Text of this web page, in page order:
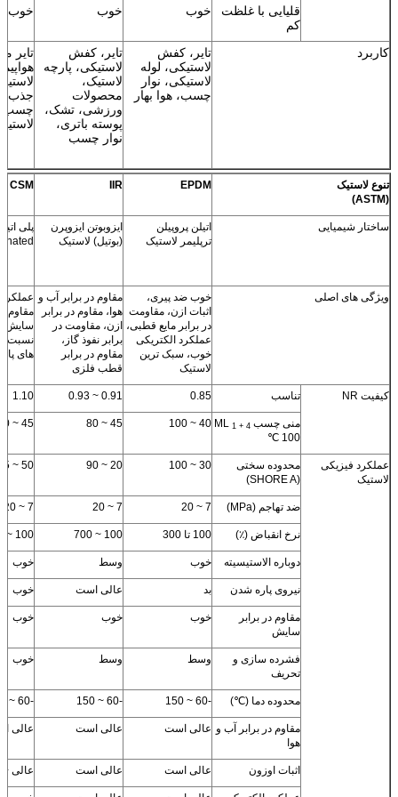
قلیایی با غلظت
کم
خوب خوب خوب
کاربرد
تایر، کفش
لاستیکی، لوله
لاستیکی، نوار
چسب، هوا بهار
تایر، کفش
لاستیکی، پارچه
لاستیک،
محصولات
ورزشی، تشک،
پوسته باتری،
نوار چسب
تایر
جذب
چسب،
تنوع لاستیک
(ASTM)
EPDM
IIR
CSM
ساختار شیمیایی
اتیلن پروپیلن
ترپلیمر لاستیک
ایزوبوتن ایزوپرن
(بوتیل) لاستیک
پلی
ویژگی های اصلی
خوب ضد پیری،
اثبات ازن، مقاومت
در برابر مایع قطبی،
عملکرد الکتریکی
خوب، سبک ترین
لاستیک
مقاوم در برابر آب و
هوا، مقاوم در برابر
ازن، مقاومت در
برابر نفوذ گاز،
مقاوم در برابر
قطب فلزی
عملکرد
مقاوم
سایش
های
کیفیت NR تناسب 0.85
0.91 ~ 0.93
1.10
منی چسب ML 1 + 4
100 ℃
40 ~ 100
45 ~ 80
45 ~ 60
عملکرد فیزیکی
لاستیک
محدوده سختی
(SHORE A)
30 ~ 100
20 ~ 90
50 ~ 95
ضد تهاجم (MPa) 7 ~ 20
7 ~ 20
7 ~ 20
نرخ انقباض (٪) 100 تا 300 100 ~ 700
100 ~ 500
دوباره الاستیسیته خوب وسط خوب
نیروی پاره شدن بد عالی است خوب
مقاوم در برابر
سایش
خوب خوب خوب
فشرده سازی و
تحریف
وسط وسط خوب
محدوده دما (℃) -60 ~ 150
-60 ~ 150
-60 ~ 150
مقاوم در برابر آب و
هوا
عالی است عالی است عالی
اثبات اوزون عالی است عالی است عالی +